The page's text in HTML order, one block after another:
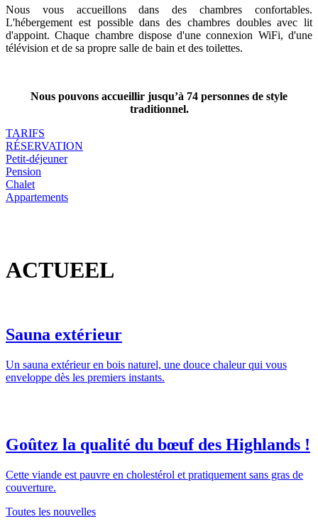
Nous vous accueillons dans des chambres confortables.
L'hébergement est possible dans des chambres doubles avec lit
d'appoint. Chaque chambre dispose d'une connexion WiFi, d'une
télévision et de sa propre salle de bain et des toilettes.
Nous pouvons accueillir jusqu’à 74 personnes de style
traditionnel.
TARIFS
RÉSERVATION
Petit-déjeuner
Pension
Chalet
Appartements
ACTUEEL
Sauna extérieur
Un sauna extérieur en bois naturel, une douce chaleur qui vous
enveloppe dès les premiers instants.
Goûtez la qualité du bœuf des Highlands !
Cette viande est pauvre en cholestérol et pratiquement sans gras de
couverture.
Toutes les nouvelles